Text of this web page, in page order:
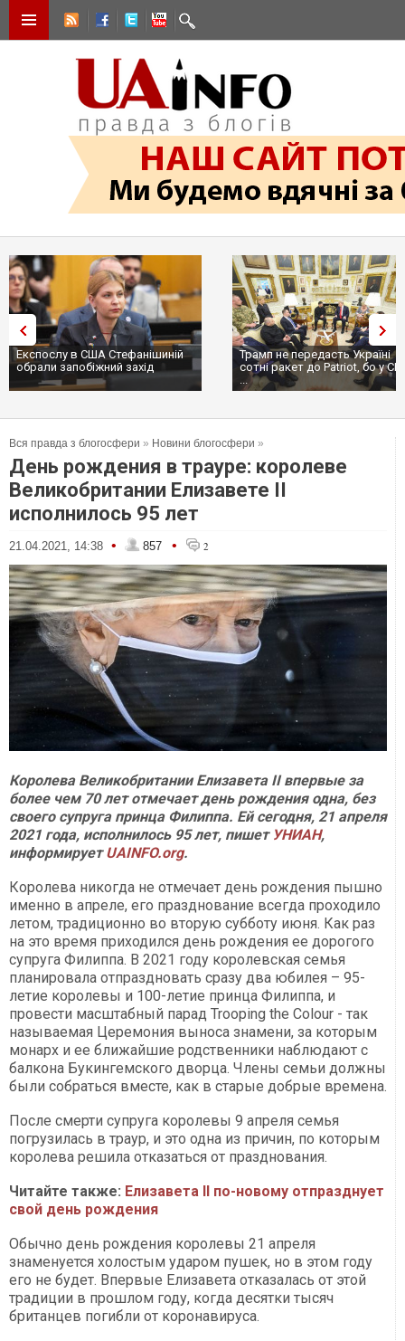
Експослу в США Стефанішиній
обрали запобіжний захід
Трамп не передасть Україні
сотні ракет до Patriot, бо у
...
Вся правда з блогосфери » Новини блогосфери »
День рождения в трауре: королеве
Великобритании Елизавете II
исполнилось 95 лет
21.04.2021, 14:38 • 857 • 2
Королева Великобритании Елизавета II впервые за
более чем 70 лет отмечает день рождения одна, без
своего супруга принца Филиппа. Ей сегодня, 21 апреля
2021 года, исполнилось 95 лет, пишет УНИАН,
информируетUAINFO.org.
Королева никогда не отмечает день рождения пышно
именно в апреле, его празднование всегда проходило
летом, традиционно во вторую субботу июня. Как раз
на это время приходился день рождения ее дорогого
супруга Филиппа. В 2021 году королевская семья
планировала отпраздновать сразу два юбилея – 95-
летие королевы и 100-летие принца Филиппа, и
провести масштабный парад Trooping the Colour - так
называемая Церемония выноса знамени, за которым
монарх и ее ближайшие родственники наблюдают с
балкона Букингемского дворца. Члены семьи должны
были собраться вместе, как в старые добрые времена.
После смерти супруга королевы 9 апреля семья
погрузилась в траур, и это одна из причин, по которым
королева решила отказаться от празднования.
Читайте также: Елизавета II по-новому отпразднует
свой день рождения
Обычно день рождения королевы 21 апреля
знаменуется холостым ударом пушек, но в этом году
его не будет. Впервые Елизавета отказалась от этой
традиции в прошлом году, когда десятки тысяч
британцев погибли от коронавируса.